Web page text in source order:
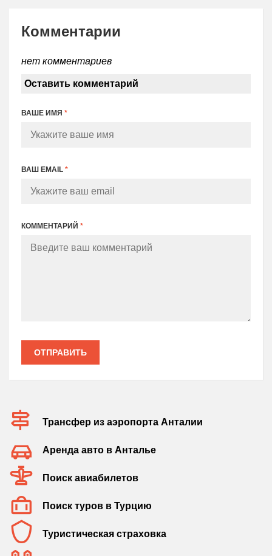
Комментарии
нет комментариев
Оставить комментарий
ВАШЕ ИМЯ *
ВАШ EMAIL *
КОММЕНТАРИЙ *
ОТПРАВИТЬ
Трансфер из аэропорта Анталии
Аренда авто в Анталье
Поиск авиабилетов
Поиск туров в Турцию
Туристическая страховка